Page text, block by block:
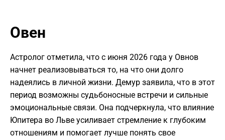
Овен
Астролог отметила, что с июня 2026 года у Овнов
начнет реализовываться то, на что они долго
надеялись в личной жизни. Демур заявила, что в этот
период возможны судьбоносные встречи и сильные
эмоциональные связи. Она подчеркнула, что влияние
Юпитера во Льве усиливает стремление к глубоким
отношениям и помогает лучше понять свое